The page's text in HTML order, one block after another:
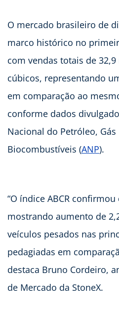
O mercado brasileiro de
marco histórico no
com vendas totais de
cúbicos, representando
em comparação ao
conforme dados
Nacional do Petróleo,
Biocombustíveis (ANP).
“O índice ABCR
mostrando aumento de
veículos pesados nas
pedagiadas em
destaca Bruno Cordeiro,
de Mercado da StoneX.